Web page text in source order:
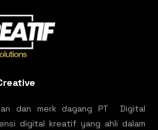
dan merk dagang PT Digital
digital kreatif yang ahli dalam